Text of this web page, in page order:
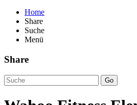
Home
Share
Suche
Menü
Share
Go